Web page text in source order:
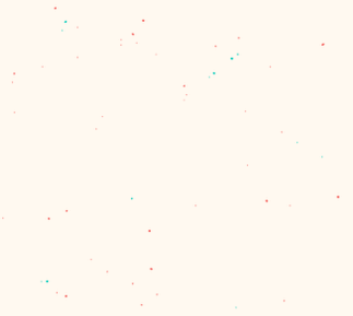
ます。また、60サイズを超える場合とお送
縄県の場合は、別途計算してご連絡させて
す。
に荷物の量を確認し、改めて受注メールで
案内いたします。
のお買い物で商品代金の合計が11,000円
以上の場合は、1箇所の配達のクリックポス
なります。
painter】
護猫とスロヴァキアで暮らす猫の肖像画
画制作の他、レスキューされた子達・お家
いる子達をモデルに絵を描き保護猫にスポ
トを当てる展示などの活動をしています。